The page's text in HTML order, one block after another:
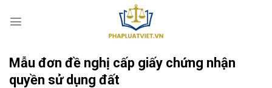
Mẫu đơn đề nghị cấp giấy chứng nhận
quyền sử dụng đất